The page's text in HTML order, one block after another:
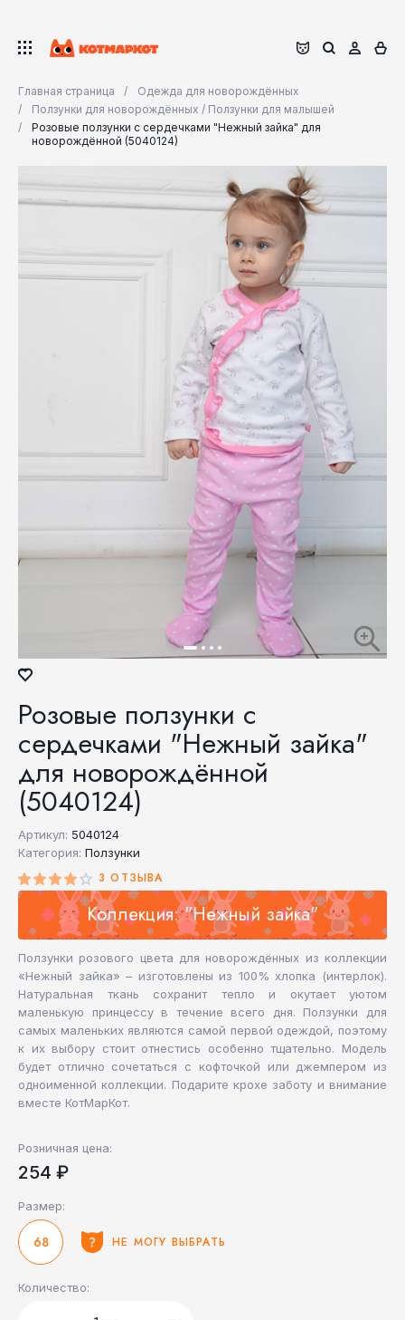
Главная страница
Одежда для новорождённых
Ползунки для новорождённых / Ползунки для малышей
Розовые ползунки с сердечками "Нежный зайка" для
новорождённой (5040124)
Розовые ползунки с
сердечками "Нежный зайка"
для новорождённой
(5040124)
Артикул: 5040124
Категория: Ползунки
3 ОТЗЫВА
Коллекция: "Нежный зайка"
Ползунки розового цвета для новорождённых из коллекции
«Нежный зайка» – изготовлены из 100% хлопка (интерлок).
Натуральная ткань сохранит тепло и окутает уютом
маленькую принцессу в течение всего дня. Ползунки для
самых маленьких являются самой первой одеждой, поэтому
к их выбору стоит отнестись особенно тщательно. Модель
будет отлично сочетаться с кофточкой или джемпером из
одноименной коллекции. Подарите крохе заботу и внимание
вместе КотМарКот.
Розничная цена:
254 ₽
Размер:
68 НЕ МОГУ ВЫБРАТЬ
Количество: